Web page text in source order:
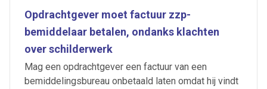
Opdrachtgever moet factuur zzp-
bemiddelaar betalen, ondanks klachten
over schilderwerk
Mag een opdrachtgever een factuur van een
bemiddelingsbureau onbetaald laten omdat hij vindt